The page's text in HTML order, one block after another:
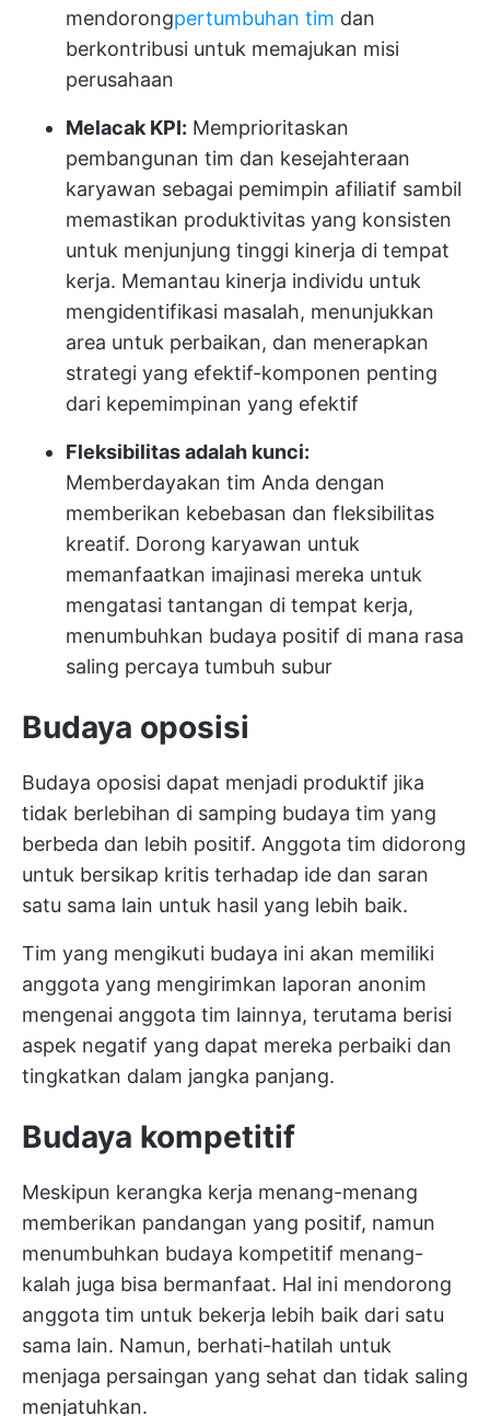
mendorongpertumbuhan tim dan
berkontribusi untuk memajukan misi
perusahaan
Melacak KPI: Memprioritaskan
pembangunan tim dan kesejahteraan
karyawan sebagai pemimpin afiliatif sambil
memastikan produktivitas yang konsisten
untuk menjunjung tinggi kinerja di tempat
kerja. Memantau kinerja individu untuk
mengidentifikasi masalah, menunjukkan
area untuk perbaikan, dan menerapkan
strategi yang efektif-komponen penting
dari kepemimpinan yang efektif
Fleksibilitas adalah kunci:
Memberdayakan tim Anda dengan
memberikan kebebasan dan fleksibilitas
kreatif. Dorong karyawan untuk
memanfaatkan imajinasi mereka untuk
mengatasi tantangan di tempat kerja,
menumbuhkan budaya positif di mana rasa
saling percaya tumbuh subur
Budaya oposisi
Budaya oposisi dapat menjadi produktif jika
tidak berlebihan di samping budaya tim yang
berbeda dan lebih positif. Anggota tim didorong
untuk bersikap kritis terhadap ide dan saran
satu sama lain untuk hasil yang lebih baik.
Tim yang mengikuti budaya ini akan memiliki
anggota yang mengirimkan laporan anonim
mengenai anggota tim lainnya, terutama berisi
aspek negatif yang dapat mereka perbaiki dan
tingkatkan dalam jangka panjang.
Budaya kompetitif
Meskipun kerangka kerja menang-menang
memberikan pandangan yang positif, namun
menumbuhkan budaya kompetitif menang-
kalah juga bisa bermanfaat. Hal ini mendorong
anggota tim untuk bekerja lebih baik dari satu
sama lain. Namun, berhati-hatilah untuk
menjaga persaingan yang sehat dan tidak saling
menjatuhkan.